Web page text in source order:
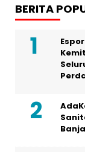
BERITA